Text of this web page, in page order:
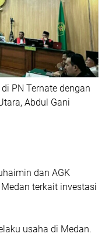
PN Ternate dengan
Abdul Gani
dan AGK
terkait investasi
usaha di Medan.